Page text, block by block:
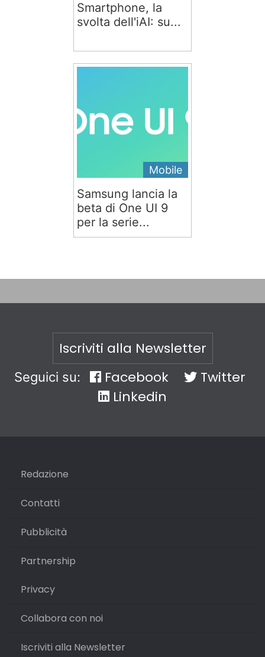
Smartphone, la
svolta dell'iAI: su...
Mobile
Samsung lancia la
beta di One UI 9
per la serie...
Iscriviti alla Newsletter
Seguici su: Facebook
Twitter
Linkedin
Redazione
Contatti
Pubblicità
Partnership
Privacy
Collabora con noi
Iscriviti alla Newsletter